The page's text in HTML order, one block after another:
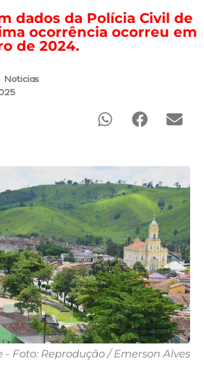
dados da Polícia Civil de
ocorrência ocorreu em
de 2024.
Noticias
- Foto: Reprodução / Emerson Alves